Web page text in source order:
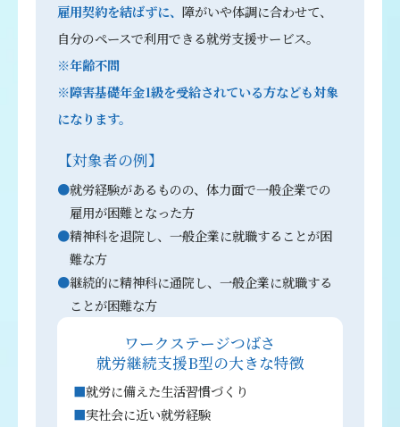
雇用契約を結ばずに、 障がいや体調に合わせて、
自分のペースで利用できる就労支援サービス。
※年齢不問
※障害基礎年金1級を受給されている方なども対象
になります。
【対象者の例】
就労経験があるものの、体力面で一般企業での
雇用が困難となった方
精神科を退院し、一般企業に就職することが困
難な方
継続的に精神科に通院し、一般企業に就職する
ことが困難な方
ワークステージつばさ
就労継続支援B型の大きな特徴
就労に備えた生活習慣づくり
実社会に近い就労経験